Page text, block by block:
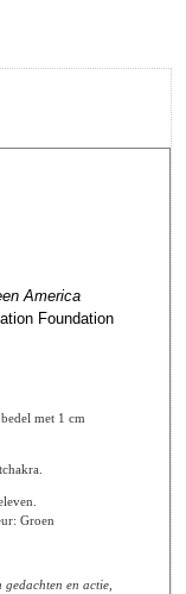
America
Foundation
met 1 cm
Groen
en actie,